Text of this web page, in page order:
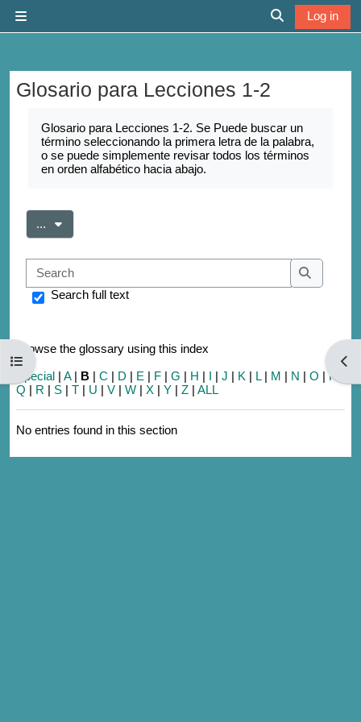
Toggle search
Log in
Open course index
Glosario para Lecciones 1-2
Glosario para Lecciones 1-2. Se Puede buscar un
término seleccionando la primera letra de la palabra,
o se puede simplemente revisar todos los términos
en orden alfabético hacia abajo.
... Export entries
Search
Search
Search full text
Browse the glossary using this index
Special | A| B | C | D | E | F | G | H | I | J | K | L| M | N | O |P
Q | R | S | T | U | V | W | X | Y | Z | ALL
No entries found in this section